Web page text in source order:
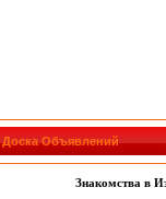
Доска Объявлений
Знакомства в